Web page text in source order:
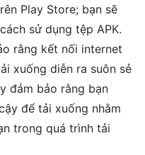
Play Store; bạn sẽ
sử dụng tệp APK.
rằng kết nối internet
xuống diễn ra suôn sẻ
đảm bảo rằng bạn
để tải xuống nhằm
trong quá trình tải